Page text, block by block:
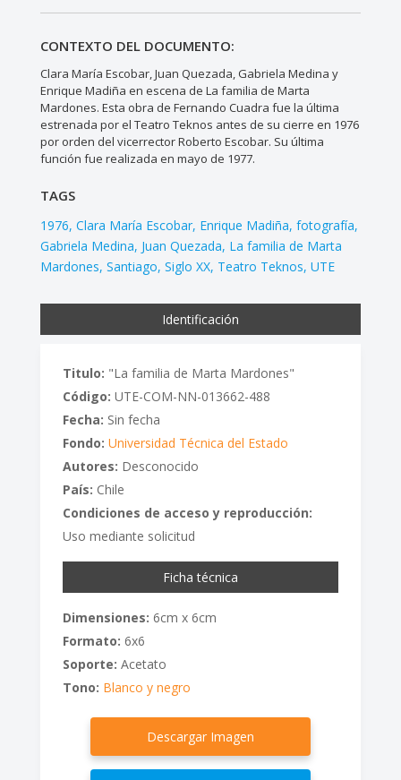
CONTEXTO DEL DOCUMENTO:
Clara María Escobar, Juan Quezada, Gabriela Medina y
Enrique Madiña en escena de La familia de Marta
Mardones. Esta obra de Fernando Cuadra fue la última
estrenada por el Teatro Teknos antes de su cierre en 1976
por orden del vicerrector Roberto Escobar. Su última
función fue realizada en mayo de 1977.
TAGS
1976 Clara María Escobar Enrique Madiña fotografía
Gabriela Medina Juan Quezada La familia de Marta
Mardones Santiago Siglo XX Teatro Teknos UTE
Identificación
Titulo: "La familia de Marta Mardones"
Código: UTE-COM-NN-013662-488
Fecha: Sin fecha
Fondo: Universidad Técnica del Estado
Autores: Desconocido
País: Chile
Condiciones de acceso y reproducción:
Uso mediante solicitud
Ficha técnica
Dimensiones: 6cm x 6cm
Formato: 6x6
Soporte: Acetato
Tono: Blanco y negro
Descargar Imagen